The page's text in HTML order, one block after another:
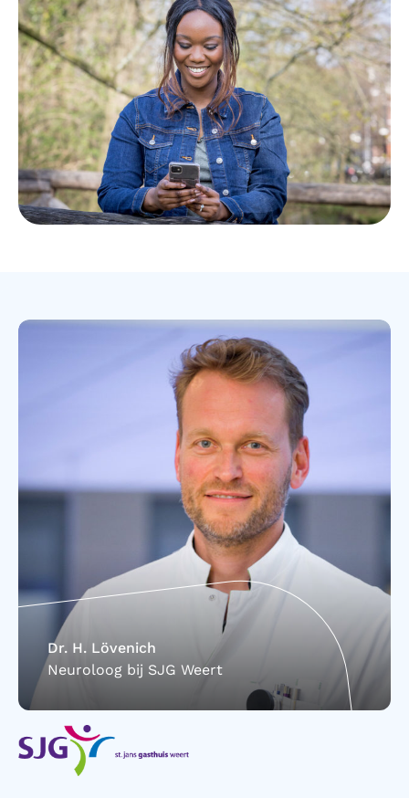
Dr. H. Lövenich
Neuroloog bij SJG Weert